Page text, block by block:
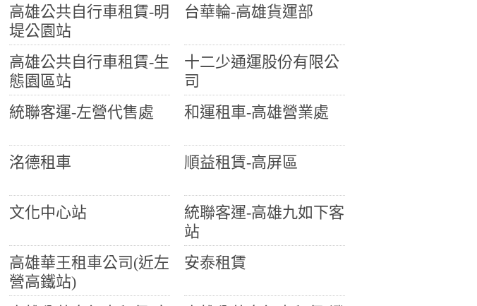
高雄公共自行車租賃-明
堤公園站
台華輪-高雄貨運部
高雄公共自行車租賃-生
態園區站
十二少通運股份有限公
司
統聯客運-左營代售處 和運租車-高雄營業處
洺德租車 順益租賃-高屏區
文化中心站
統聯客運-高雄九如下客
站
高雄華王租車公司(近左
營高鐵站)
安泰租賃